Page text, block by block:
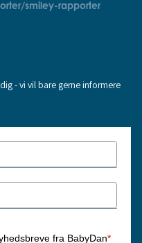
smiley-rapporter
- vi vil bare gerne informere
fra BabyDan*